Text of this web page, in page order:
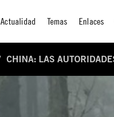
Actualidad Temas Enlaces
CHINA: LAS